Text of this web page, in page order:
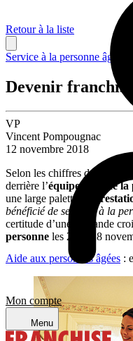
Mon compte
Menu
Retour à la liste
Service à la personne âgée
Devenir
VP
Vincent Pompougnac
12 novembre 2018
Selon les chiffres dévoilés
derrière l’équipement de la
une large palette de
bénéficié de services à la
certitude d’une demande
personne les 27 et 28
Aide aux personnes âgées :